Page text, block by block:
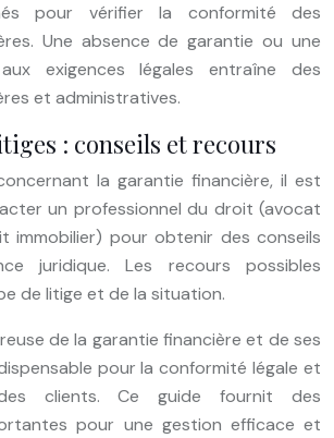
pour vérifier la conformité des
Une absence de garantie ou une
exigences légales entraîne des
et administratives.
: conseils et recours
la garantie financière, il est
un professionnel du droit (avocat
immobilier) pour obtenir des conseils
juridique. Les recours possibles
de litige et de la situation.
de la garantie financière et de ses
pour la conformité légale et
clients. Ce guide fournit des
pour une gestion efficace et